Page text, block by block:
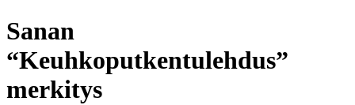
Sanan
“Keuhkoputkentulehdus”
merkitys